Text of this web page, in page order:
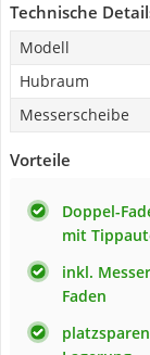
Technische
Modell
Hubraum
Messerscheibe
Vorteile
Doppel-
mit
inkl.
Faden